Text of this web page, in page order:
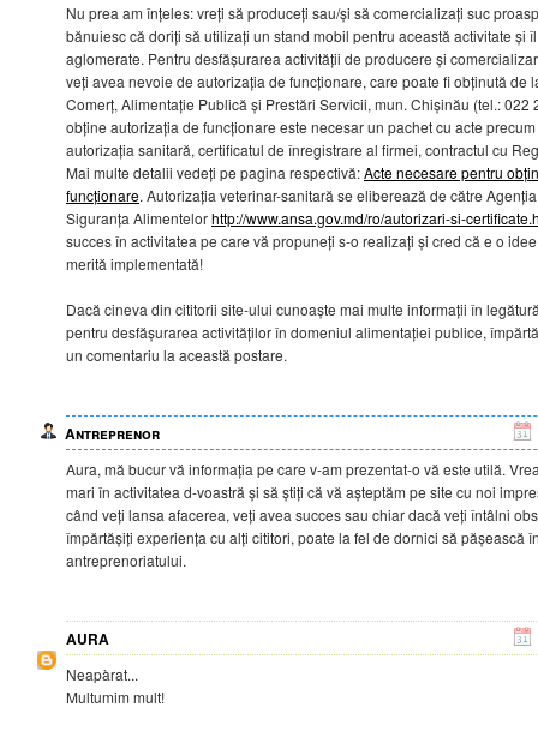
Nu prea am înțeles: vreți să produceți sau/și să comercializați suc
bănuiesc că doriți să utilizați un stand mobil pentru această activitate și
aglomerate. Pentru desfășurarea activității de producere și
veți avea nevoie de autorizația de funcționare, care poate fi obținută de
Comerț, Alimentație Publică și Prestări Servicii, mun. Chișinău (tel.: 022
obține autorizația de funcționare este necesar un pachet cu acte
autorizația sanitară, certificatul de înregistrare al firmei, contractul cu
Mai multe detalii vedeți pe pagina respectivă:Acte necesare pentru
funcționare. Autorizația veterinar-sanitară se eliberează de către
Siguranța Alimentelorhttp://www.ansa.gov.md/ro/autorizari-si-
succes în activitatea pe care vă propuneți s-o realizați și cred că e o
merită implementată!
Dacă cineva din cititorii site-ului cunoaște mai multe informații în
pentru desfășurarea activităților în domeniul alimentației publice,
un comentariu la această postare.
Antreprenor
Aura, mă bucur vă informația pe care v-am prezentat-o vă este utilă.
mari în activitatea d-voastră și să știți că vă așteptăm pe site cu noi
când veți lansa afacerea, veți avea succes sau chiar dacă veți întâlni
împărtășiți experiența cu alți cititori, poate la fel de dornici să pășească
antreprenoriatului.
AURA
Neapàrat...
Multumim mult!